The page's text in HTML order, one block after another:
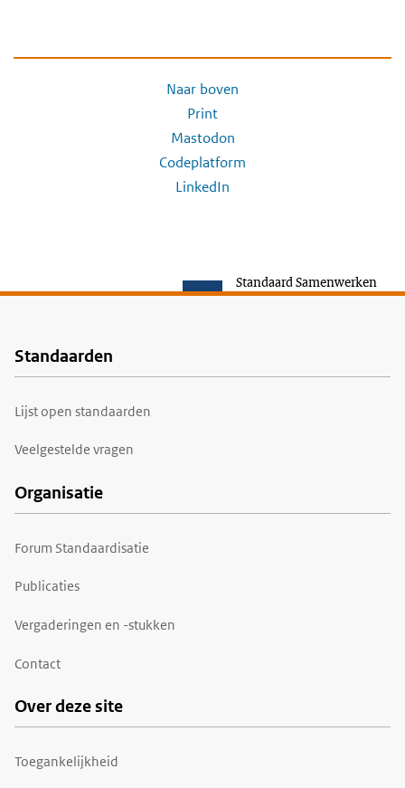
Naar boven
Print
Mastodon
Codeplatform
LinkedIn
Standaard Samenwerken
Voet
Standaarden
Lijst open standaarden
Veelgestelde vragen
Organisatie
Forum Standaardisatie
Publicaties
Vergaderingen en -stukken
Contact
Over deze site
Toegankelijkheid